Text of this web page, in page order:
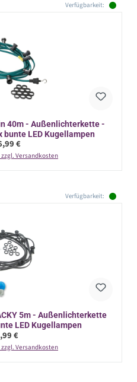
Verfügbarkeit:
40m - Außenlichterkette -
bunte LED Kugellampen
Preis:
€
Versandkosten
Verfügbarkeit:
5m - Außenlichterkette
LED Kugellampen
Preis:
€
Versandkosten